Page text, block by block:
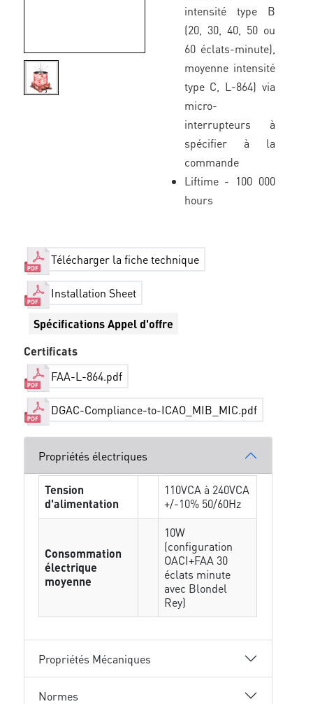
intensité type B
(20, 30, 40, 50 ou
60 éclats-minute),
moyenne intensité
type C, L-864) via
micro-
interrupteurs à
spécifier à la
commande
Liftime - 100 000
hours
Télécharger la fiche technique
Installation Sheet
Spécifications Appel d'offre
Certificats
FAA-L-864.pdf
DGAC-Compliance-to-ICAO_MIB_MIC.pdf
Propriétés électriques
Tension
d'alimentation
110VCA à 240VCA
+/-10% 50/60Hz
Consommation
électrique
moyenne
10W
(configuration
OACI+FAA 30
éclats minute
avec Blondel
Rey)
Propriétés Mécaniques
Normes